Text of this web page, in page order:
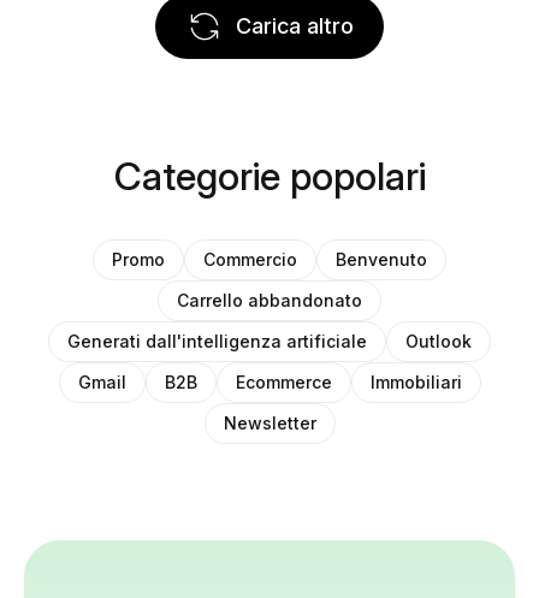
Carica altro
Categorie popolari
Promo Commercio
Benvenuto
Carrello abbandonato
Generati dall'intelligenza artificiale
Outlook
Gmail
B2B Ecommerce
Immobiliari
Newsletter